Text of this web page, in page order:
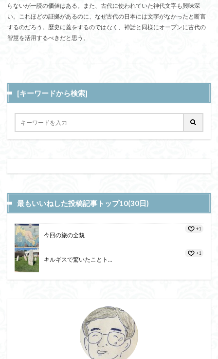
らないが一読の価値はある。また、古代に使われていた神代文字も興味深
い。これほどの証拠があるのに、なぜ古代の日本には文字がなかったと断言
するのだろう。歴史に蓋をするのではなく、神話と同様にオープンに古代の
智慧を活用するべきだと思う。
[キーワードから検索]
最もいいねした投稿記事トップ10(30日)
今回の旅の全貌
+1
キルギスで驚いたことト...
+1